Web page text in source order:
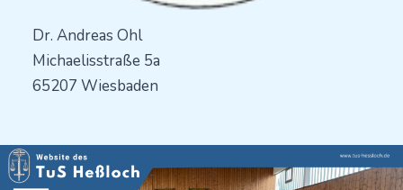
Dr. Andreas Ohl
Michaelisstraße 5a
65207 Wiesbaden